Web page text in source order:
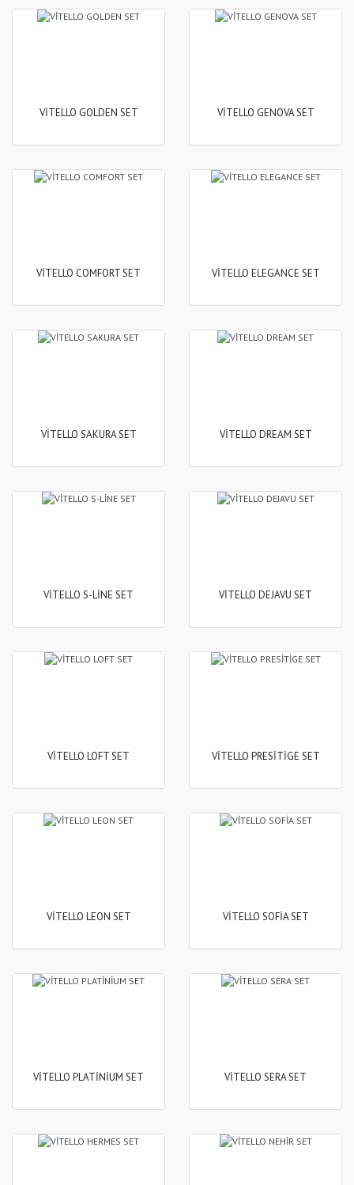
VİTELLO GOLDEN SET VİTELLO GENOVA SET
VİTELLO COMFORT SET VİTELLO ELEGANCE SET
VİTELLO SAKURA SET VİTELLO DREAM SET
VİTELLO S-LİNE SET VİTELLO DEJAVU SET
VİTELLO LOFT SET VİTELLO PRESİTİGE SET
VİTELLO LEON SET VİTELLO SOFİA SET
VİTELLO PLATİNİUM SET VİTELLO SERA SET